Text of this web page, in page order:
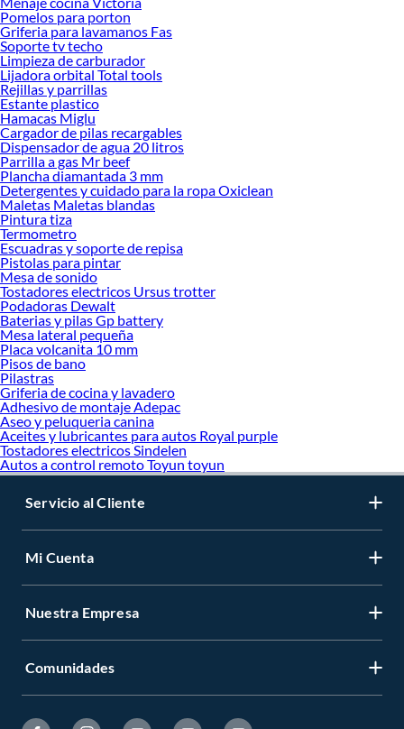
Herramientas, materiales y accesorios de calidad para tus proyectos y
renovación de espacios. ¡Visítanos y descubre todo lo que tenemos para
ofrecerte!
Encuentra una amplia variedad de productos de Zapateros y Organizadores de
Zapatos en Sodimac. Encuentra todo lo necesario para tus proyectos de
renovación y decoración. ¡Visítanos y haz tus ideas realidad!
Pomelos para porton
Griferia para lavamanos Fas
Soporte tv techo
Limpieza de carburador
Lijadora orbital Total tools
Rejillas y parrillas
Estante plastico
Hamacas Miglu
Cargador de pilas recargables
Dispensador de agua 20 litros
Parrilla a gas Mr beef
Plancha diamantada 3 mm
Detergentes y cuidado para la ropa Oxiclean
Maletas Maletas blandas
Pintura tiza
Termometro
Escuadras y soporte de repisa
Pistolas para pintar
Mesa de sonido
Tostadores electricos Ursus trotter
Podadoras Dewalt
Baterias y pilas Gp battery
Mesa lateral pequeña
Placa volcanita 10 mm
Pisos de bano
Pilastras
Griferia de cocina y lavadero
Adhesivo de montaje Adepac
Aseo y peluqueria canina
Aceites y lubricantes para autos Royal purple
Tostadores electricos Sindelen
Autos a control remoto Toyun toyun
Servicio al Cliente
Mi Cuenta
Nuestra Empresa
Comunidades